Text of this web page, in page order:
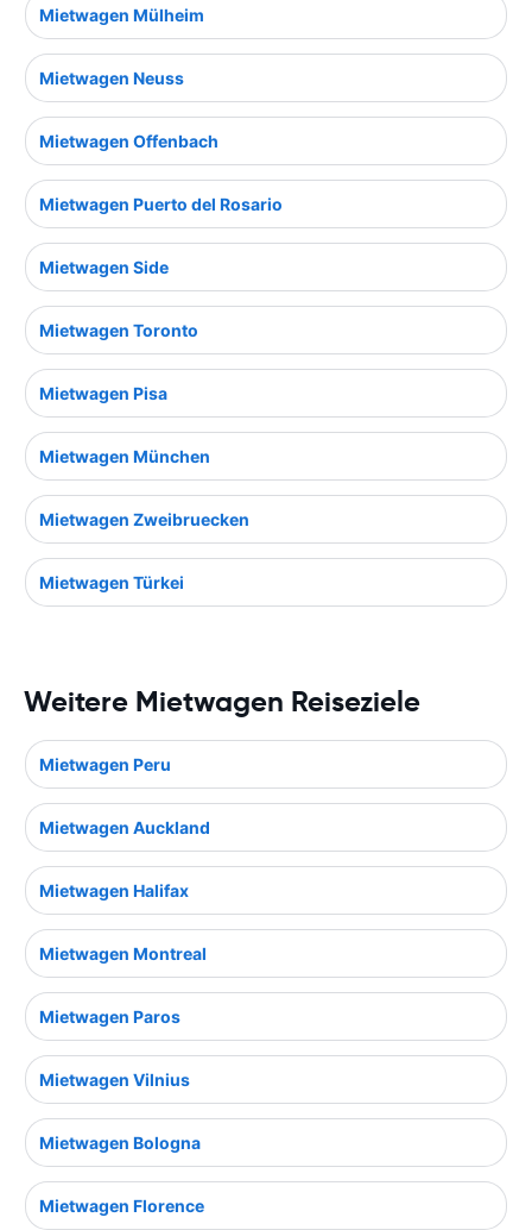
Mietwagen Mülheim
Mietwagen Neuss
Mietwagen Offenbach
Mietwagen Puerto del Rosario
Mietwagen Side
Mietwagen Toronto
Mietwagen Pisa
Mietwagen München
Mietwagen Zweibruecken
Mietwagen Türkei
Weitere Mietwagen Reiseziele
Mietwagen Peru
Mietwagen Auckland
Mietwagen Halifax
Mietwagen Montreal
Mietwagen Paros
Mietwagen Vilnius
Mietwagen Bologna
Mietwagen Florence